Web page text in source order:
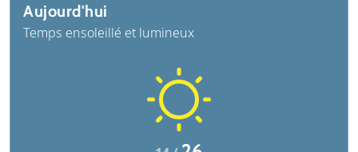
Aujourd'hui
Temps ensoleillé et lumineux